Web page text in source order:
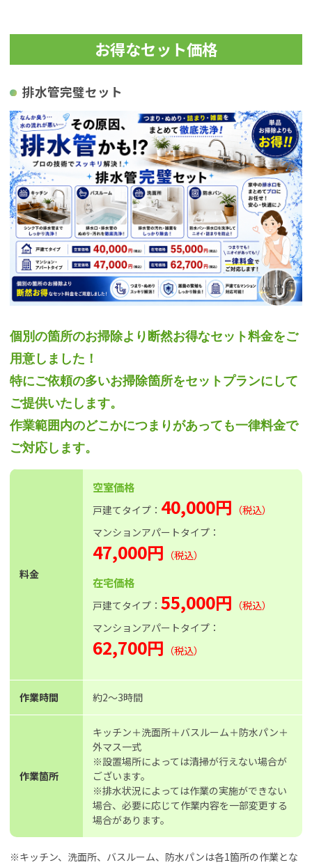
お得なセット価格
排水管完璧セット
個別の箇所のお掃除より断然お得なセット料金をご
用意しました！
特にご依頼の多いお掃除箇所をセットプランにして
ご提供いたします。
作業範囲内のどこかにつまりがあっても一律料金で
ご対応します。
料金
空室価格
戸建てタイプ： 40,000円 （税込）
マンションアパートタイプ：
47,000円 （税込）
在宅価格
戸建てタイプ： 55,000円 （税込）
マンションアパートタイプ：
62,700円 （税込）
作業時間 約2〜3時間
作業箇所
キッチン＋洗面所＋バスルーム＋防水パン＋
外マス一式
※設置場所によっては清掃が行えない場合が
ございます。
※排水状況によっては作業の実施ができない
場合、必要に応じて作業内容を一部変更する
場合があります。
※キッチン、洗面所、バスルーム、防水パンは各1箇所の作業とな